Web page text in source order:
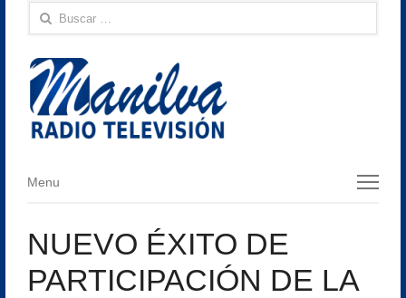
Buscar:
Menu
Menu
NUEVO ÉXITO DE
PARTICIPACIÓN DE LA